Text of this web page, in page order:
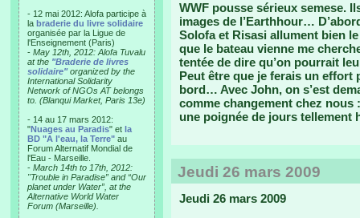
- 12 mai 2012: Alofa participe à
la braderie du livre solidaire
organisée par la Ligue de
l'Enseignement (Paris)
- May 12th, 2012: Alofa Tuvalu
at the "Braderie de livres
solidaire"organized by the
International Solidarity
Network of NGOs AT belongs
to. (Blanqui Market, Paris 13e)
- 14 au 17 mars 2012:
"Nuages au Paradis" et la
BD "A l'eau, la Terre" au
Forum Alternatif Mondial de
l'Eau - Marseille.
- March 14th to 17th, 2012:
"Trouble in Paradise” and “Our
planet under Water”, at the
Alternative World Water
Forum (Marseille).
WWF pousse sérieux semese.
images de l’Earthhour…
Solofa et Risasi allument bien
que le bateau vienne me
tentée de dire qu’on pourrait
Peut être que je ferais un
bord… Avec John, on s’est
comme changement chez
une poignée de jours tellement
Jeudi 26 mars 2009
Jeudi 26 mars 2009